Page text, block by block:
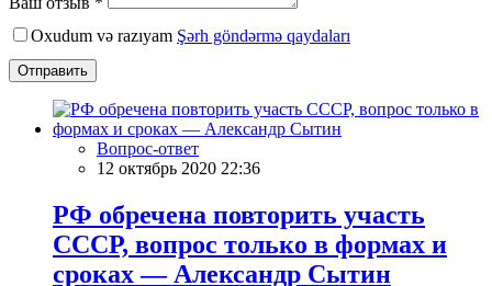
Oxudum və razıyam Şərh göndərmə qaydaları
Отправить
Вопрос-ответ
12 октябрь 2020 22:36
РФ обречена повторить участь
СССР, вопрос только в формах и
сроках — Александр Сытин